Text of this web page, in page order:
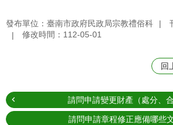
發布單位：臺南市政府民政局宗教禮俗科
修改時間：112-05-01
回
請問申請變更財產（處分、
請問申請章程修正應備哪些